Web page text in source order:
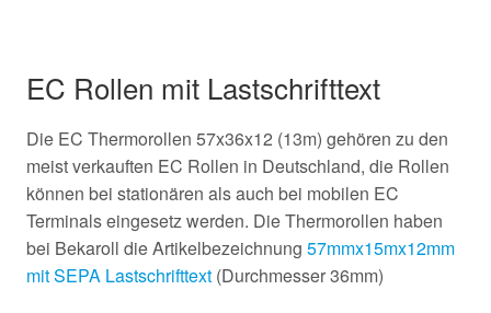
EC Rollen mit Lastschrifttext
Die EC Thermorollen 57x36x12 (13m) gehören zu den
meist verkauften EC Rollen in Deutschland, die Rollen
können bei stationären als auch bei mobilen EC
Terminals eingesetz werden. Die Thermorollen haben
bei Bekaroll die Artikelbezeichnung 57mmx15mx12mm
mit SEPA Lastschrifttext (Durchmesser 36mm)